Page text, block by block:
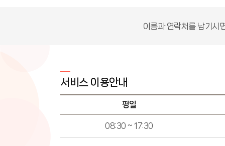
이름과 연락처를 남기시
서비스 이용안내
평일
08:30 ~ 17:30